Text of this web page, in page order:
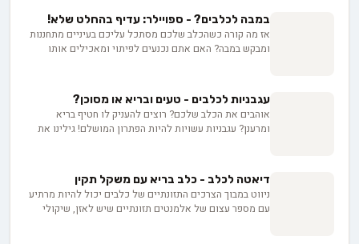
מנוגדי חמצון, ויטמינים ומינרלים חיוניים - כל אלה מחכים
לכלבים שלכם בתוך האוכמניות. בואו נגלה איך לשלב אותן
בתזונה היומית שלהם.
במבה לכלבים? - ספויילר: עדיף בהחלט שלא!
אז מה קורה כשהכלב שלכם מסתכל עליכם בעיניים מתחננות
ומבקש במבה? האם אתם נכנעים לפיתוי ומאכילים אותו
ההשפעות התזונתיות וההשלכות הבריאותיות של מתן במבה
לכלבים. נגלה מדוע החטיף הזה, למרות הפופולריות שלו,
עלול להזיק לחיית המחמד שלכם בטווח הארוך, ונציע
אלטרנטיבות בריאות יותר שיגרמו לזנב שלו לכשכש בשמחה.
עגבניות לכלבים - טעים ובריא או מסוכן?
אוהבים את הכלב שלכם? רוצים להעניק לו חטיף בריא
ומרענן? עגבניות עשויות להיות הפתרון המושלם! גילינו את
שצריך לדעת כדי להגיש לכלבכם עגבנייה בצורה בטוחה
ומהנה.
דיאטה לכלב - כלב בריא עם משקל תקין
ניווט במבוך הצרכים התזונתיים של כלבים יכול להיות מרתיע
עם מספר עצום של אלמנטים תזונתיים שיש לאזן, שיקולי